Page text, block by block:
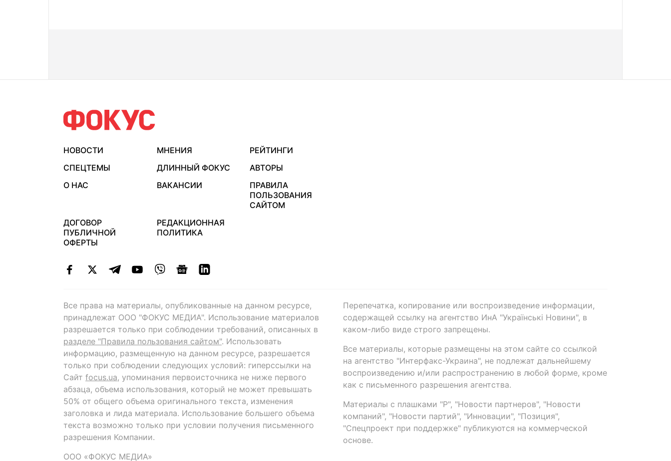
НОВОСТИ МНЕНИЯ
РЕЙТИНГИ
СПЕЦТЕМЫ
ДЛИННЫЙ ФОКУС
АВТОРЫ
О НАС
ВАКАНСИИ
ПРАВИЛА
ПОЛЬЗОВАНИЯ
САЙТОМ
ДОГОВОР
ПУБЛИЧНОЙ
ОФЕРТЫ
РЕДАКЦИОННАЯ
ПОЛИТИКА
Все права на материалы, опубликованные на данном ресурсе,
принадлежат ООО "ФОКУС МЕДИА". Использование материалов
разрешается только при соблюдении требований, описанных в
разделе "Правила пользования сайтом". Использовать
информацию, размещенную на данном ресурсе, разрешается
только при соблюдении следующих условий: гиперссылки на
Сайт focus.ua, упоминания первоисточника не ниже первого
абзаца, объема использования, который не может превышать
50% от общего объема оригинального текста, изменения
заголовка и лида материала. Использование большего объема
текста возможно только при условии получения письменного
разрешения Компании.
ООО «ФОКУС МЕДИА»
Перепечатка, копирование или воспроизведение информации,
содержащей ссылку на агентство ИнА "Українські Новини", в
каком-либо виде строго запрещены.
Все материалы, которые размещены на этом сайте со ссылкой
на агентство "Интерфакс-Украина", не подлежат дальнейшему
воспроизведению и/или распространению в любой форме, кроме
как с письменного разрешения агентства.
Материалы с плашками "Р", "Новости партнеров", "Новости
компаний", "Новости партий", "Инновации", "Позиция",
"Спецпроект при поддержке" публикуются на коммерческой
основе.